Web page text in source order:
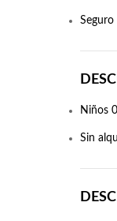
Seguro
Niños
Sin